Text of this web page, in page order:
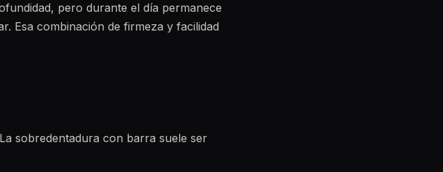
pero durante el día permanece
Esa combinación de firmeza y facilidad
sobredentadura con barra suele ser